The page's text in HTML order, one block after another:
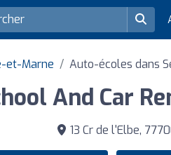
et-Marne Auto-écoles dans
And Car
13 Cr de l'Elbe,